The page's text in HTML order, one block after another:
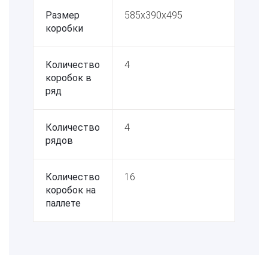
Размер
коробки
585x390x495
Количество
коробок в
ряд
4
Количество
рядов
4
Количество
коробок на
паллете
16